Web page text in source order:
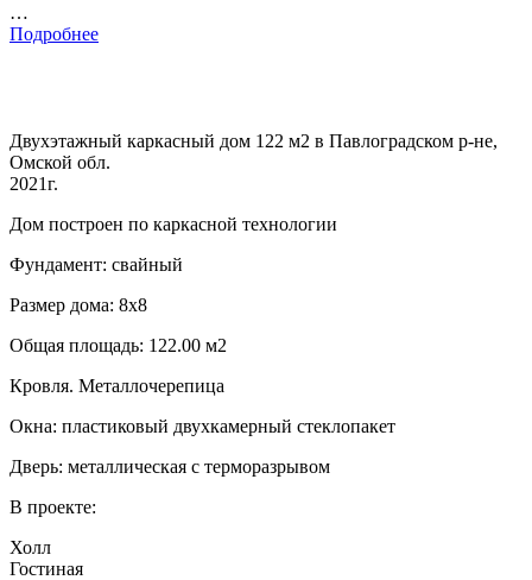
…
Подробнее
Двухэтажный каркасный дом 122 м2 в Павлоградском р-не,
Омской обл.
2021г.
Дом построен по каркасной технологии
Фундамент: свайный
Размер дома: 8х8
Общая площадь: 122.00 м2
Кровля. Металлочерепица
Окна: пластиковый двухкамерный стеклопакет
Дверь: металлическая с терморазрывом
В проекте:
Холл
Гостиная